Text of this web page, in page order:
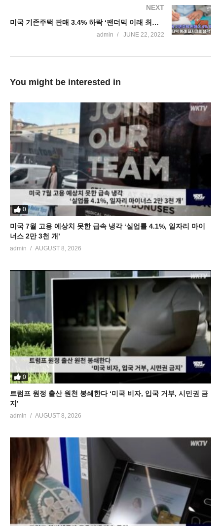
NEXT
미국 기존주택 판매 3.4% 하락 ‘팬더믹 이래 최저치로 냉각’
admin JUNE 22, 2022
You might be interested in
0
미국 7월 고용 예상치 못한 급속 냉각 ‘실업률 4.1%, 일자리 마이
너스 2만 3천 개’
admin AUGUST 8, 2026
0
트럼프 원정 출산 원천 봉쇄한다 ‘미국 비자, 입국 거부, 시민권 금
지’
admin AUGUST 8, 2026